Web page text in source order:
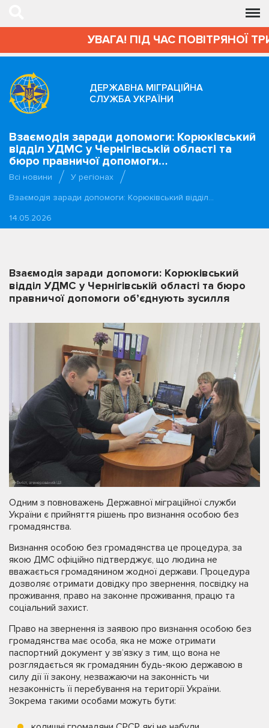
УВАГА! ПІД ЧАС ПОВІТРЯНОЇ
ДЕРЖАВНА МІГРАЦІЙНА
СЛУЖБА УКРАЇНИ
Взаємодія заради допомоги: Корюківський
відділ УДМС у Чернігівській області та
бюро правничої допомоги…
Всі новини
У регіонах
Взаємодія заради допомоги: Корюківський відділ…
14.05.2026
Взаємодія заради допомоги: Корюківський
відділ УДМС у Чернігівській області та бюро
правничої допомоги об’єднують зусилля
Одним з повноважень Державної міграційної служби
України є прийняття рішень про визнання особою без
громадянства.
Визнання особою без громадянства це процедура, за
якою ДМС офіційно підтверджує, що людина не
вважається громадянином жодної держави. Процедура
дозволяє отримати довідку про звернення, посвідку на
проживання, право на законне проживання, працю та
соціальний захист.
Право на звернення із заявою про визнання особою без
громадянства має особа, яка не може отримати
паспортний документ у зв’язку з тим, що вона не
розглядається як громадянин будь-якою державою в
силу дії її закону, незважаючи на законність чи
незаконність її перебування на території України.
Зокрема такими особами можуть бути: